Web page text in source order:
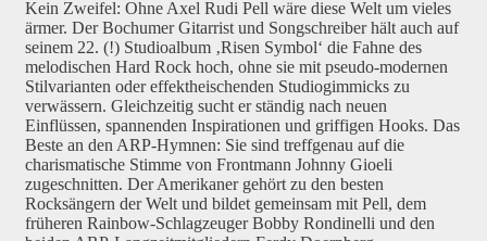
Kein Zweifel: Ohne Axel Rudi Pell wäre diese Welt um vieles
ärmer. Der Bochumer Gitarrist und Songschreiber hält auch auf
seinem 22. (!) Studioalbum ‚Risen Symbol‘ die Fahne des
melodischen Hard Rock hoch, ohne sie mit pseudo-modernen
Stilvarianten oder effektheischenden Studiogimmicks zu
verwässern. Gleichzeitig sucht er ständig nach neuen
Einflüssen, spannenden Inspirationen und griffigen Hooks. Das
Beste an den ARP-Hymnen: Sie sind treffgenau auf die
charismatische Stimme von Frontmann Johnny Gioeli
zugeschnitten. Der Amerikaner gehört zu den besten
Rocksängern der Welt und bildet gemeinsam mit Pell, dem
früheren Rainbow-Schlagzeuger Bobby Rondinelli und den